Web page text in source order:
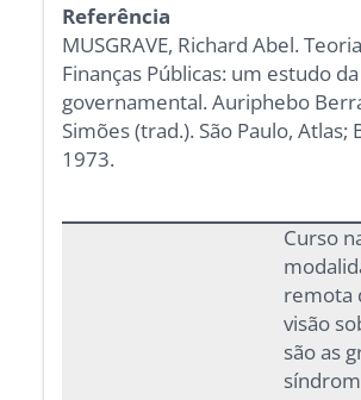
Referência
MUSGRAVE, Richard Abel.
Finanças Públicas: um estudo
governamental. Auriphebo
Simões (trad.). São Paulo, Atlas;
1973.
Curso
remota
visão
são as